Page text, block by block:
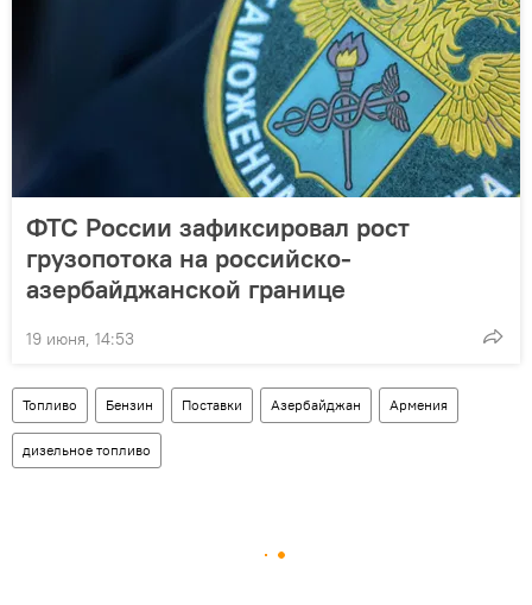
ФТС России зафиксировал рост
грузопотока на российско-
азербайджанской границе
19 июня, 14:53
Топливо Бензин Поставки Азербайджан Армения
дизельное топливо